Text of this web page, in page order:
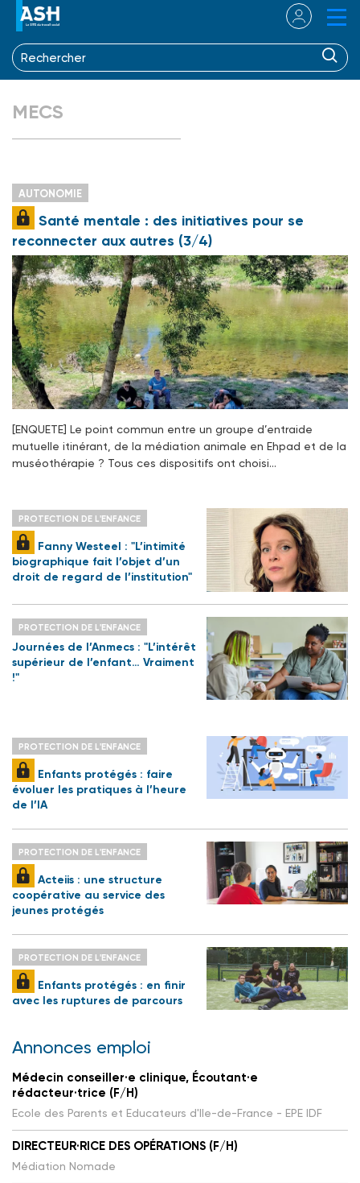
MECS
AUTONOMIE
Santé mentale : des initiatives pour se
reconnecter aux autres (3/4)
[ENQUETE] Le point commun entre un groupe d’entraide
mutuelle itinérant, de la médiation animale en Ehpad et de la
muséothérapie ? Tous ces dispositifs ont choisi…
PROTECTION DE L'ENFANCE
Fanny Westeel : "L’intimité
biographique fait l’objet d’un
droit de regard de l’institution"
PROTECTION DE L'ENFANCE
Journées de l’Anmecs : "L’intérêt
supérieur de l’enfant… Vraiment
!"
PROTECTION DE L'ENFANCE
Enfants protégés : faire
évoluer les pratiques à l’heure
de l’IA
PROTECTION DE L'ENFANCE
Acteiis : une structure
coopérative au service des
jeunes protégés
PROTECTION DE L'ENFANCE
Enfants protégés : en finir
avec les ruptures de parcours
Annonces emploi
Médecin conseiller·e clinique, Écoutant·e
rédacteur·trice (F/H)
Ecole des Parents et Educateurs d'Ile-de-France - EPE IDF
DIRECTEUR·RICE DES OPÉRATIONS (F/H)
Médiation Nomade